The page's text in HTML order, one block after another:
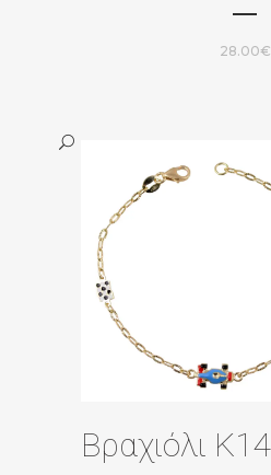
28.00€
Βραχιόλι Κ14